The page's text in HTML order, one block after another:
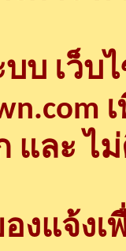
บ เว็บ
และ ไ
งแจ้ง